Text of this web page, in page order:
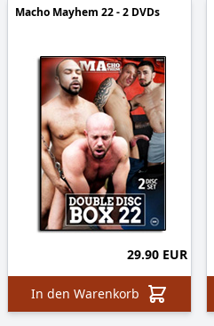
Macho Mayhem 22 - 2 DVDs
29.90 EUR
In den Warenkorb